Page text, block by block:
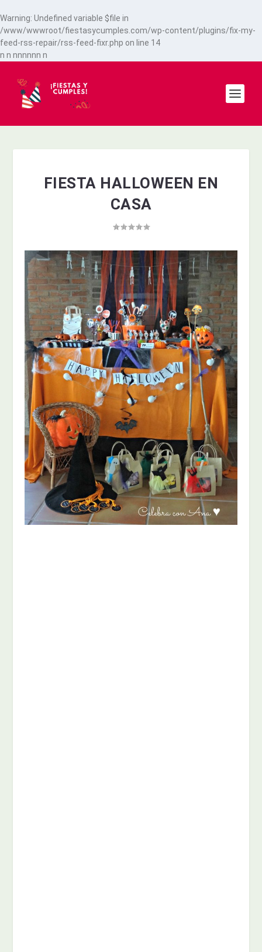
Warning: Undefined variable $file in
/www/wwwroot/fiestasycumples.com/wp-content/plugins/fix-my-
feed-rss-repair/rss-feed-fixr.php on line 14
n n nnnnnn n
FIESTA HALLOWEEN EN
CASA